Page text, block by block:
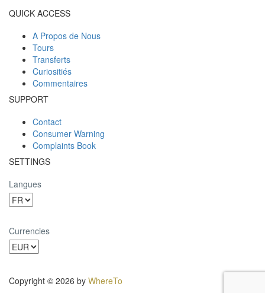
QUICK ACCESS
A Propos de Nous
Tours
Transferts
Curiositiés
Commentaires
SUPPORT
Contact
Consumer Warning
Complaints Book
SETTINGS
Langues
Currencies
Copyright © 2026 by WhereTo